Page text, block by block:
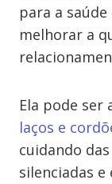
para a
melhorar a
Ela pode ser
laços e
cuidando
silenciadas e